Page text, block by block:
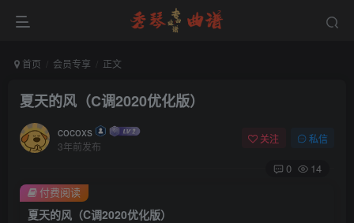
首页 会员专享 正文
夏天的风（C调2020优化版）
cocoxs
3年前发布
关注 私信
0 14
夏天的风（C调2020优化版）
付费阅读